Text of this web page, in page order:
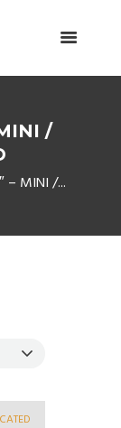
/
– MINI /...